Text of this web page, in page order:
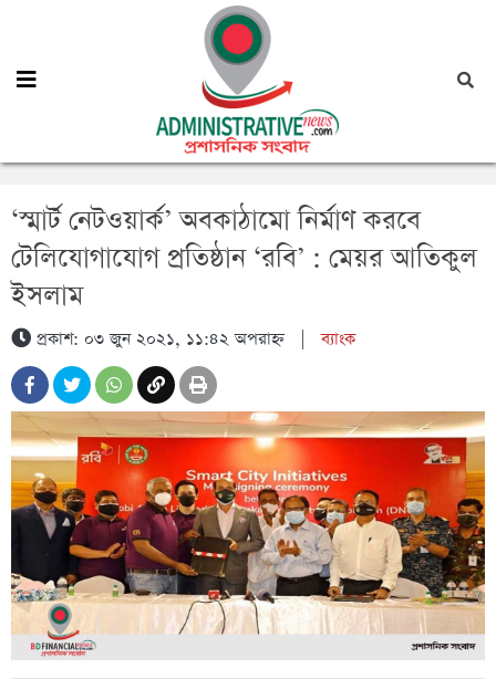
‘স্মার্ট নেটওয়ার্ক’ অবকাঠামো নির্মাণ করবে
টেলিযোগাযোগ প্রতিষ্ঠান ‘রবি’ : মেয়র আতিকুল
ইসলাম
প্রকাশ: ০৩ জুন ২০২১, ১১:৪২ অপরাহ্ন|ব্যাংক